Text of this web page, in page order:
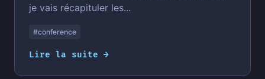
je vais récapituler les...
#conference
Lire la suite →